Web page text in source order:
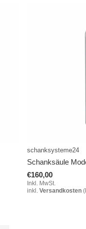
schanksysteme24
Schanksäule
€160,00
Inkl. MwSt.
inkl. Versandkosten